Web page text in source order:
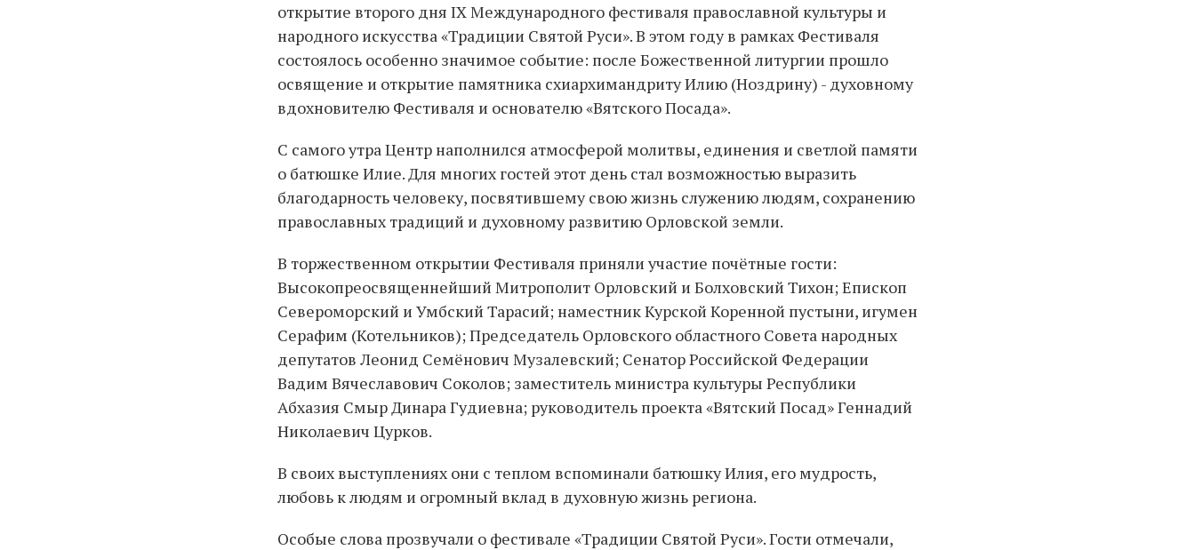
открытие второго дня IX Международного фестиваля православной культуры и
народного искусства «Традиции Святой Руси». В этом году в рамках Фестиваля
состоялось особенно значимое событие: после Божественной литургии прошло
освящение и открытие памятника схиархимандриту Илию (Ноздрину) - духовному
вдохновителю Фестиваля и основателю «Вятского Посада».
С самого утра Центр наполнился атмосферой молитвы, единения и светлой памяти
о батюшке Илие. Для многих гостей этот день стал возможностью выразить
благодарность человеку, посвятившему свою жизнь служению людям, сохранению
православных традиций и духовному развитию Орловской земли.
В торжественном открытии Фестиваля приняли участие почётные гости:
Высокопреосвященнейший Митрополит Орловский и Болховский Тихон; Епископ
Североморский и Умбский Тарасий; наместник Курской Коренной пустыни, игумен
Серафим (Котельников); Председатель Орловского областного Совета народных
депутатов Леонид Семёнович Музалевский; Сенатор Российской Федерации
Вадим Вячеславович Соколов; заместитель министра культуры Республики
Абхазия Смыр Динара Гудиевна; руководитель проекта «Вятский Посад» Геннадий
Николаевич Цурков.
В своих выступлениях они с теплом вспоминали батюшку Илия, его мудрость,
любовь к людям и огромный вклад в духовную жизнь региона.
Особые слова прозвучали о фестивале «Традиции Святой Руси». Гости отмечали,